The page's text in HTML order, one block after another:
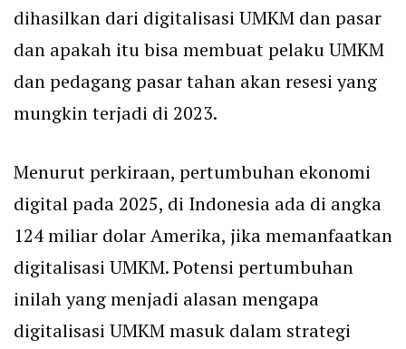
dihasilkan dari digitalisasi UMKM dan pasar
dan apakah itu bisa membuat pelaku UMKM
dan pedagang pasar tahan akan resesi yang
mungkin terjadi di 2023.
Menurut perkiraan, pertumbuhan ekonomi
digital pada 2025, di Indonesia ada di angka
124 miliar dolar Amerika, jika memanfaatkan
digitalisasi UMKM. Potensi pertumbuhan
inilah yang menjadi alasan mengapa
digitalisasi UMKM masuk dalam strategi